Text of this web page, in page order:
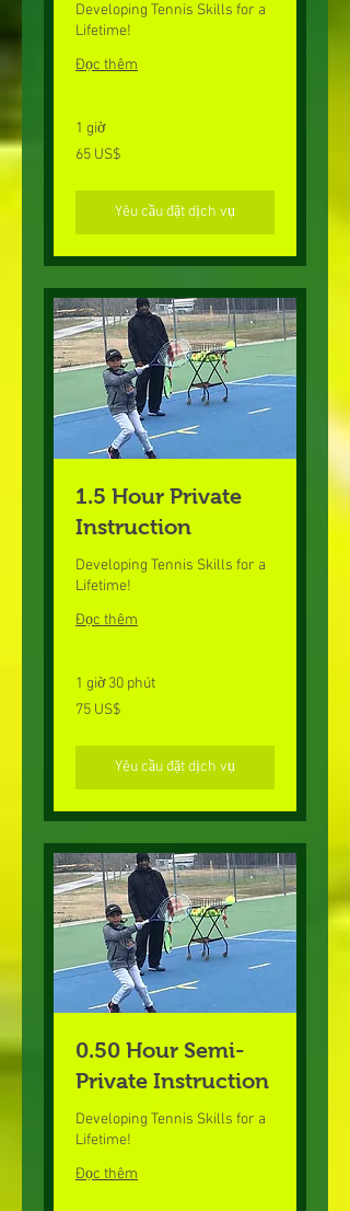
Developing Tennis Skills for a
Lifetime!
Đọc thêm
1 giờ
65
đô
65 US$
Yêu cầu đặt dịch vụ
1.5 Hour Private
Instruction
Developing Tennis Skills for a
Lifetime!
Đọc thêm
1 giờ 30 phút
75
đô
75 US$
Yêu cầu đặt dịch vụ
0.50 Hour Semi-
Private Instruction
Developing Tennis Skills for a
Lifetime!
Đọc thêm